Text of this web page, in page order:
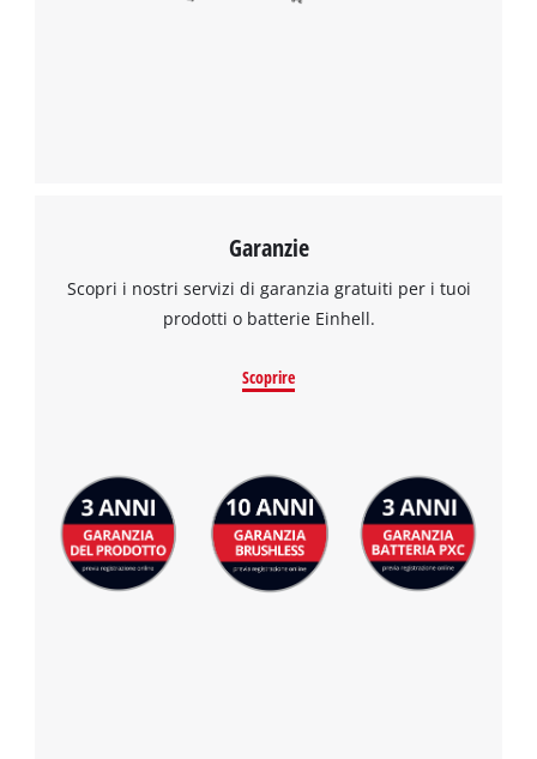
Garanzie
Scopri i nostri servizi di garanzia gratuiti per i tuoi
prodotti o batterie Einhell.
Scoprire